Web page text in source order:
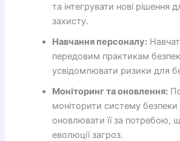
та інтегрувати нові рішення
захисту.
Навчання персоналу:
передовим практикам
усвідомлювати ризики для
Моніторинг та оновлення:
моніторити систему безпеки
оновлювати її за потребою,
еволюції загроз.